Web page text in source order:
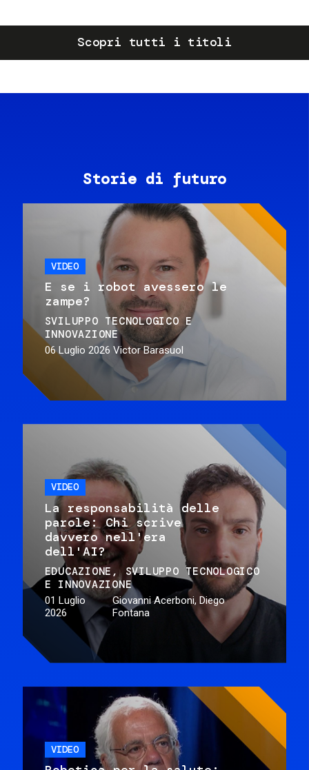
Scopri tutti i titoli
Storie di futuro
VIDEO
E se i robot avessero le
zampe?
SVILUPPO TECNOLOGICO E
INNOVAZIONE
06 Luglio 2026 Victor Barasuol
VIDEO
La responsabilità delle
parole: Chi scrive
davvero nell'era
dell'AI?
EDUCAZIONE
SVILUPPO TECNOLOGICO
E INNOVAZIONE
01 Luglio
2026
Giovanni Acerboni, Diego
Fontana
VIDEO